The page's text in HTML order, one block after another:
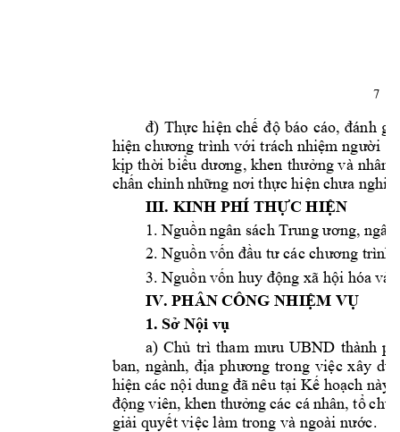
7
đ) Thực hiện chế độ báo cáo, đánh
hiện chương trình với trách nhiệm người
kịp thời biểu dương, khen thưởng và nhân
chấn chỉnh những nơi thực hiện chưa
III. KINH PHÍ THỰC HIỆN
1. Nguồn ngân sách Trung ương,
2. Nguồn vốn đầu tư các chương
3. Nguồn vốn huy động xã hội hóa và
IV. PHÂN CÔNG NHIỆM VỤ
1. Sở Nội vụ
a) Chủ trì tham mưu UBND thành
ban, ngành, địa phương trong việc xây
hiện các nội dung đã nêu tại Kế hoạch này;
động viên, khen thưởng các cá nhân, tổchức
giải quyết việc làm trong và ngoài nước.